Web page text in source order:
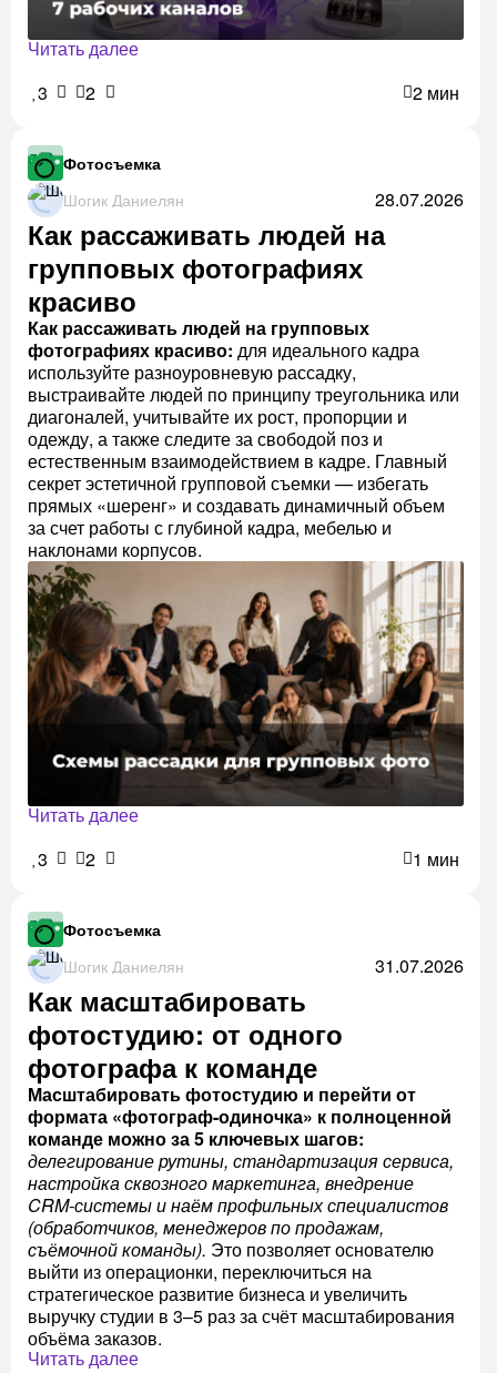
Читать далее
3
2 2 мин
Фотосъемка
Шогик Даниелян
28.07.2026
Как рассаживать людей на
групповых фотографиях
красиво
Как рассаживать людей на групповых
фотографиях красиво: для идеального кадра
используйте разноуровневую рассадку,
выстраивайте людей по принципу треугольника или
диагоналей, учитывайте их рост, пропорции и
одежду, а также следите за свободой поз и
естественным взаимодействием в кадре. Главный
секрет эстетичной групповой съемки — избегать
прямых «шеренг» и создавать динамичный объем
за счет работы с глубиной кадра, мебелью и
наклонами корпусов.
Читать далее
3
2 1 мин
Фотосъемка
Шогик Даниелян
31.07.2026
Как масштабировать
фотостудию: от одного
фотографа к команде
Масштабировать фотостудию и перейти от
формата «фотограф-одиночка» к полноценной
команде можно за 5 ключевых шагов:
делегирование рутины, стандартизация сервиса,
настройка сквозного маркетинга, внедрение
CRM-системы и наём профильных специалистов
(обработчиков, менеджеров по продажам,
съёмочной команды). Это позволяет основателю
выйти из операционки, переключиться на
стратегическое развитие бизнеса и увеличить
выручку студии в 3–5 раз за счёт масштабирования
объёма заказов.
Читать далее